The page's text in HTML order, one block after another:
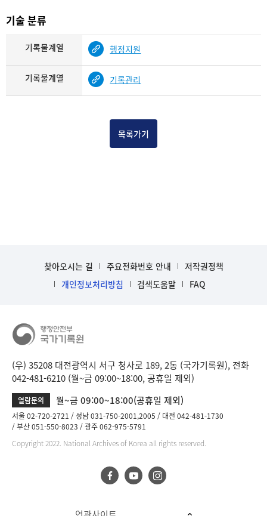
기술 분류
기록물계열 행정지원
기록물계열 기록관리
목록가기
찾아오시는 길 주요전화번호 안내
저작권정책
개인정보처리방침
검색도움말 FAQ
(우) 35208 대전광역시 서구 청사로 189, 2동 (국가기록원), 전화
042-481-6210 (월~금 09:00~18:00, 공휴일 제외)
열람문의 월~금 09:00~18:00(공휴일 제외)
서울 02-720-2721 성남 031-750-2001,2005
대전 042-481-1730
부산 051-550-8023
광주 062-975-5791
Copyright 2022. National Archives of Korea all rights reserved.